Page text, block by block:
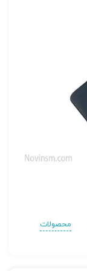
محصولات